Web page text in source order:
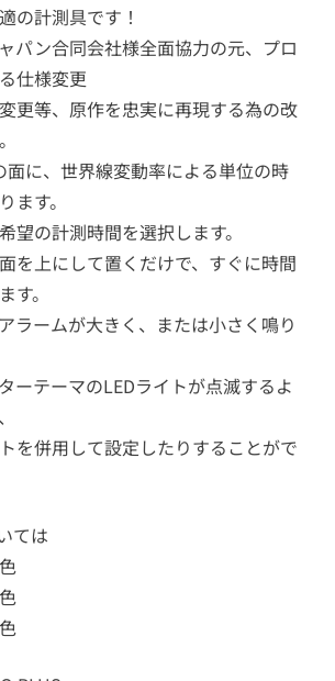
の計測具です！
パン合同会社様全面協力の元、プロ
仕様変更
更等、原作を忠実に再現する為の改
面に、世界線変動率による単位の時
ます。
望の計測時間を選択します。
を上にして置くだけで、すぐに時間
す。
ラームが大きく、または小さく鳴り
ーテーマのLEDライトが点滅するよ
を併用して設定したりすることがで
ては